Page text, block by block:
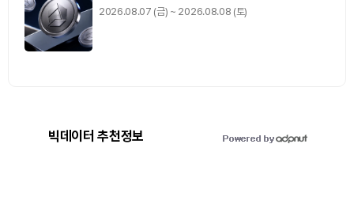
2026.08.07 (금) ~ 2026.08.08 (토)
빅데이터 추천정보